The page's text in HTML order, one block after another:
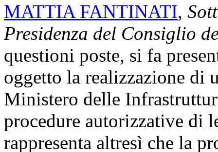
MATTIA FANTINATI,
Presidenza del Consiglio
questioni poste, si fa
oggetto la realizzazione di
Ministero delle
procedure autorizzative di
rappresenta altresì che la